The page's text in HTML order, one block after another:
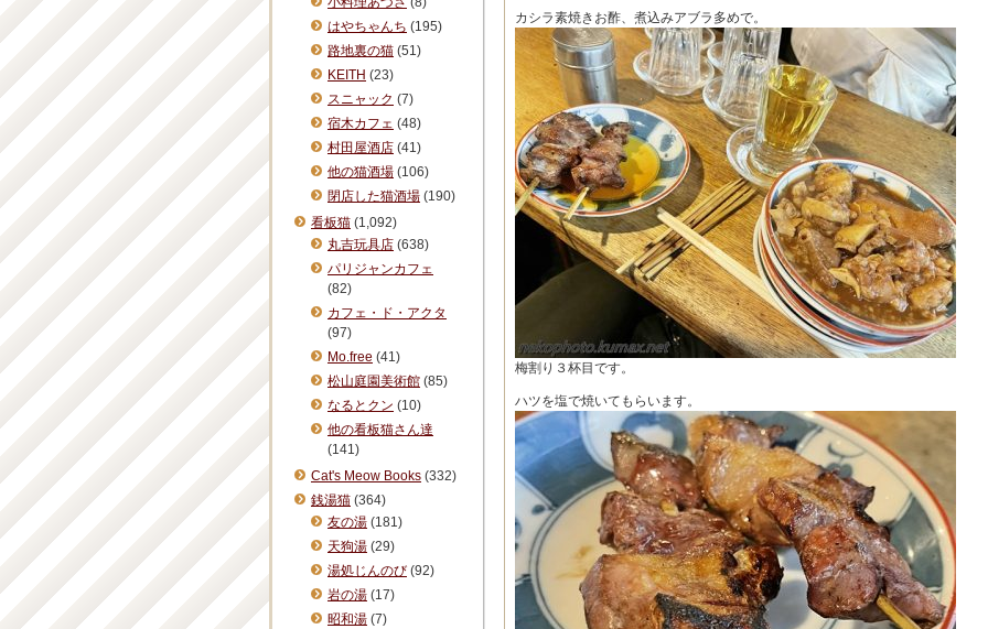
カシラ素焼きお酢、煮込みアブラ多めで。
梅割り３杯目です。
ハツを塩で焼いてもらいます。
はやちゃんち (195)
路地裏の猫 (51)
KEITH (23)
スニャック (7)
宿木カフェ (48)
村田屋酒店 (41)
他の猫酒場 (106)
閉店した猫酒場 (190)
看板猫 (1,092)
丸吉玩具店 (638)
パリジャンカフェ
(82)
カフェ・ド・アクタ
(97)
Mo.free (41)
松山庭園美術館 (85)
なるとクン (10)
他の看板猫さん達
(141)
Cat's Meow Books (332)
銭湯猫 (364)
友の湯 (181)
天狗湯 (29)
湯処じんのび (92)
岩の湯 (17)
昭和湯 (7)